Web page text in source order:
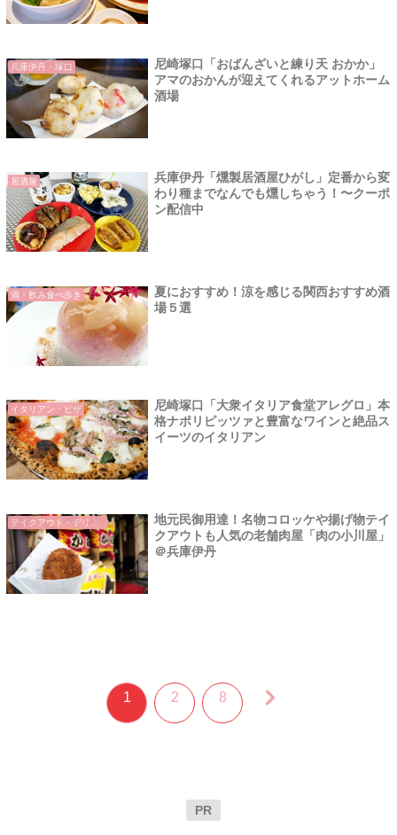
兵庫伊丹・塚口
尼崎塚口「おばんざいと練り天 おかか」
アマのおかんが迎えてくれるアットホーム
酒場
居酒屋
兵庫伊丹「燻製居酒屋ひがし」定番から変
わり種までなんでも燻しちゃう！〜クーポ
ン配信中
酒・飲み食べ歩き
夏におすすめ！涼を感じる関西おすすめ酒
場５選
イタリアン・ピザ
尼崎塚口「大衆イタリア食堂アレグロ」本
格ナポリピッツァと豊富なワインと絶品ス
イーツのイタリアン
地元民御用達！名物コロッケや揚げ物テイ
クアウトも人気の老舗肉屋「肉の小川屋」
＠兵庫伊丹
1 2 8
PR